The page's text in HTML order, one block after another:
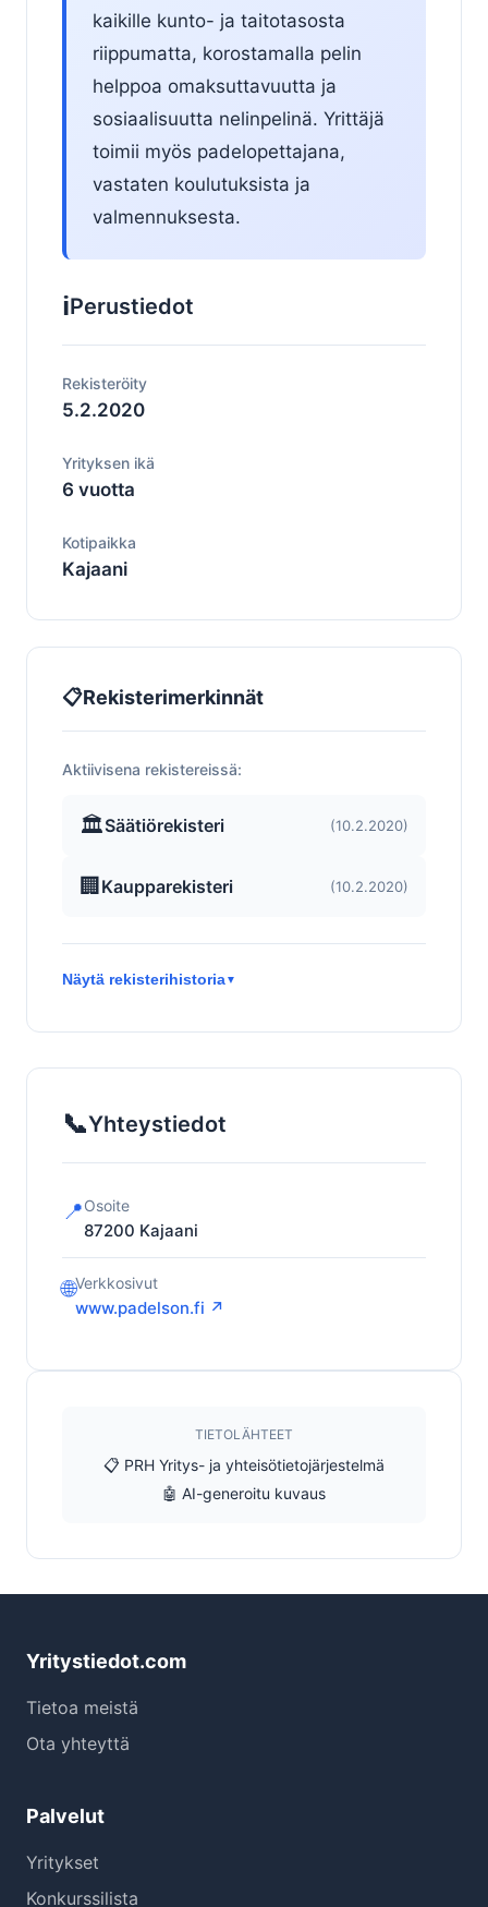
kaikille kunto- ja taitotasosta
riippumatta, korostamalla pelin
helppoa omaksuttavuutta ja
sosiaalisuutta nelinpelinä. Yrittäjä
toimii myös padelopettajana,
vastaten koulutuksista ja
valmennuksesta.
ℹ️Perustiedot
Rekisteröity
5.2.2020
Yrityksen ikä
6 vuotta
Kotipaikka
Kajaani
📋Rekisterimerkinnät
Aktiivisena rekistereissä:
🏛️Säätiörekisteri (10.2.2020)
🏢 Kaupparekisteri (10.2.2020)
Näytä rekisterihistoria▼
📞Yhteystiedot
📍Osoite
87200 Kajaani
🌐Verkkosivut
www.padelson.fi ↗
TIETOLÄHTEET
📋 PRH Yritys- ja yhteisötietojärjestelmä
🤖 AI-generoitu kuvaus
Yritystiedot.com
Tietoa meistä
Ota yhteyttä
Palvelut
Yritykset
Konkurssilista